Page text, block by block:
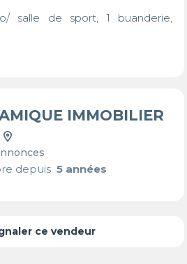
salle de sport, 1 buanderie,
IMMOBILIER
depuis5 années
ce vendeur